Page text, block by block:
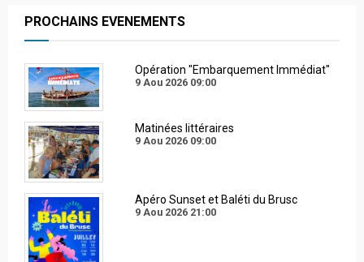
PROCHAINS EVENEMENTS
Opération "Embarquement Immédiat"
9 Aou 2026 09:00
Matinées littéraires
9 Aou 2026 09:00
Apéro Sunset et Baléti du Brusc
9 Aou 2026 21:00